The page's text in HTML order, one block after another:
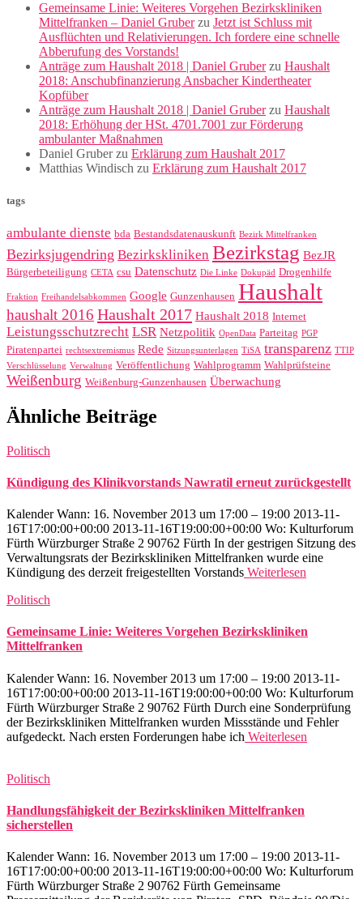
Gemeinsame Linie: Weiteres Vorgehen Bezirkskliniken
Mittelfranken – Daniel Gruberzu Jetzt ist Schluss mit
Ausflüchten und Relativierungen. Ich fordere eine schnelle
Abberufung des Vorstands!
Anträge zum Haushalt 2018 | Daniel Gruberzu Haushalt
2018: Anschubfinanzierung Ansbacher Kindertheater
Kopfüber
Anträge zum Haushalt 2018 | Daniel Gruberzu Haushalt
2018: Erhöhung der HSt. 4701.7001 zur Förderung
ambulanter Maßnahmen
Daniel Gruberzu Erklärung zum Haushalt 2017
Matthias Windisch zu Erklärung zum Haushalt 2017
tags
ambulante dienste bda Bestandsdatenauskunft Bezirk Mittelfranken
Bezirksjugendring Bezirkskliniken Bezirkstag BezJR
Bürgerbeteiligung CETA csu Datenschutz Die Linke Dokupäd Drogenhilfe
Fraktion Freihandelsabkommen Google Gunzenhausen Haushalt
haushalt 2016 Haushalt 2017 Haushalt 2018 Internet
Leistungsschutzrecht LSR Netzpolitik OpenData Parteitag PGP
Piratenpartei rechtsextremismus Rede Sitzungsunterlagen TiSA transparenz TTIP
Verschlüsselung Verwaltung Veröffentlichung Wahlprogramm Wahlprüfsteine
Weißenburg Weißenburg-Gunzenhausen Überwachung
Ähnliche Beiträge
Politisch
Kündigung des Klinikvorstands Nawratil erneut zurückgestellt
Kalender Wann: 16. November 2013 um 17:00 – 19:00 2013-11-
16T17:00:00+00:00 2013-11-16T19:00:00+00:00 Wo: Kulturforum
Fürth Würzburger Straße 2 90762 Fürth In der gestrigen Sitzung des
Verwaltungsrats der Bezirkskliniken Mittelfranken wurde eine
Kündigung des derzeit freigestellten Vorstands Weiterlesen
Politisch
Gemeinsame Linie: Weiteres Vorgehen Bezirkskliniken
Mittelfranken
Kalender Wann: 16. November 2013 um 17:00 – 19:00 2013-11-
16T17:00:00+00:00 2013-11-16T19:00:00+00:00 Wo: Kulturforum
Fürth Würzburger Straße 2 90762 Fürth Durch eine Sonderprüfung
der Bezirkskliniken Mittelfranken wurden Missstände und Fehler
aufgedeckt. Nach ersten Forderungen habe ich Weiterlesen
Politisch
Handlungsfähigkeit der Bezirkskliniken Mittelfranken
sicherstellen
Kalender Wann: 16. November 2013 um 17:00 – 19:00 2013-11-
16T17:00:00+00:00 2013-11-16T19:00:00+00:00 Wo: Kulturforum
Fürth Würzburger Straße 2 90762 Fürth Gemeinsame